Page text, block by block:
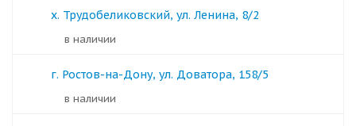
х. Трудобеликовский, ул. Ленина, 8/2
в наличии
г. Ростов-на-Дону, ул. Доватора, 158/5
в наличии